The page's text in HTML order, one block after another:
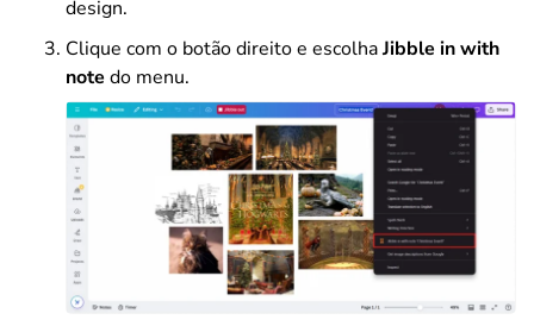
design.
Clique com o botão direito e escolhaJibble in with
note do menu.